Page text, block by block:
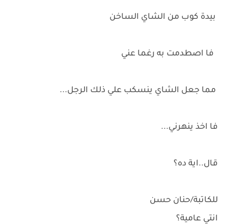
بيدة كوب من الشاي الساخن
فا اصطدمت به رغما عني
مما جعل الشاي ينسكب علي ذلك الرجل...
فا اخذ ينهرني...
قال..اية ده؟
للكاتبة/حنان حسن
انتي عامية؟